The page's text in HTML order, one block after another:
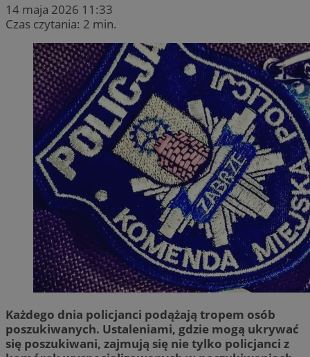
14 maja 2026 11:33
Czas czytania: 2 min.
Każdego dnia policjanci podążają tropem osób
poszukiwanych. Ustaleniami, gdzie mogą ukrywać
się poszukiwani, zajmują się nie tylko policjanci z